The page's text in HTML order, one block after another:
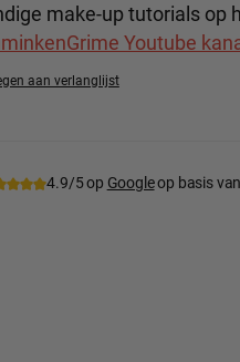
make-up tutorials op
Youtube
aan verlanglijst
4.9/5 op Googleop basis